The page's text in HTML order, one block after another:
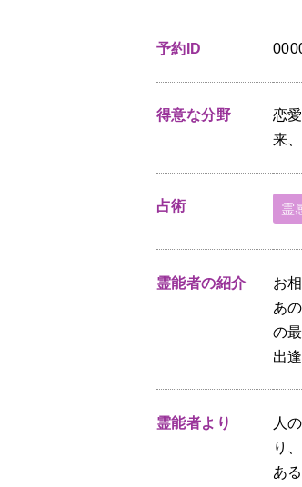
予約ID
得意な分野
恋
来
占術 霊
霊能者の紹介
お
あ
の
出
霊能者より
人
り
あ